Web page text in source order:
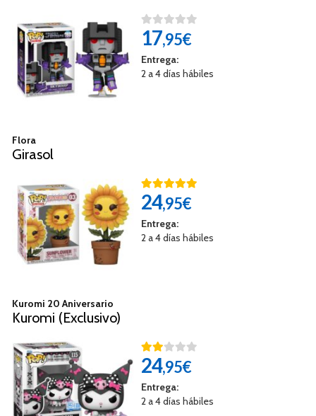
17,95€
Entrega:
2 a 4 días hábiles
Flora
Girasol
24,95€
Entrega:
2 a 4 días hábiles
Kuromi 20 Aniversario
Kuromi (Exclusivo)
24,95€
Entrega:
2 a 4 días hábiles